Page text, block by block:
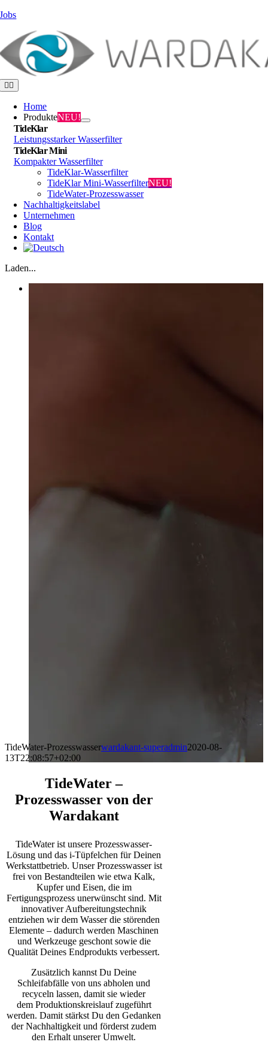
Zum
springen
Jobs
Toggle
Navigation
Home
ProdukteNEU!
TideKlar
Leistungsstarker Wasserfilter
TideKlar Mini
Kompakter Wasserfilter
TideKlar-Wasserfilter
TideKlar Mini-WasserfilterNEU!
TideWater-Prozesswasser
Nachhaltigkeitslabel
Unternehmen
Blog
Kontakt
Laden...
TideWater-Prozesswasserwardakant-superadmin2020-08-
13T22:08:57+02:00
TideWater –
Prozesswasser von der
Wardakant
TideWater ist unsere Prozesswasser-
Lösung und das i-Tüpfelchen für Deinen
Werkstattbetrieb. Unser Prozesswasser ist
frei von Bestandteilen wie etwa Kalk,
Kupfer und Eisen, die im
Fertigungsprozess unerwünscht sind. Mit
innovativer Aufbereitungstechnik
entziehen wir dem Wasser die störenden
Elemente – dadurch werden Maschinen
und Werkzeuge geschont sowie die
Qualität Deines Endprodukts verbessert.
Zusätzlich kannst Du Deine
Schleifabfälle von uns abholen und
recyceln lassen, damit sie wieder
dem Produktionskreislauf zugeführt
werden. Damit stärkst Du den Gedanken
der Nachhaltigkeit und förderst zudem
den Erhalt unserer Umwelt.